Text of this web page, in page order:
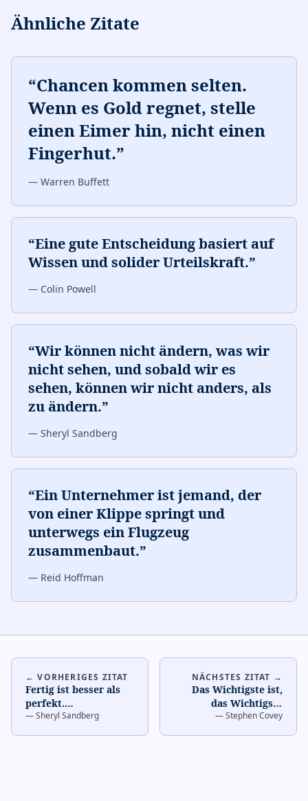
Ähnliche Zitate
“Chancen kommen selten.
Wenn es Gold regnet, stelle
einen Eimer hin, nicht einen
Fingerhut.”
— Warren Buffett
“Eine gute Entscheidung basiert auf
Wissen und solider Urteilskraft.”
— Colin Powell
“Wir können nicht ändern, was wir
nicht sehen, und sobald wir es
sehen, können wir nicht anders, als
zu ändern.”
— Sheryl Sandberg
“Ein Unternehmer ist jemand, der
von einer Klippe springt und
unterwegs ein Flugzeug
zusammenbaut.”
— Reid Hoffman
← VORHERIGES ZITAT
Fertig ist besser als
perfekt.…
—Sheryl Sandberg
NÄCHSTES ZITAT →
Das Wichtigste ist,
das Wichtigste
wichtig zu halten.…
—Stephen Covey